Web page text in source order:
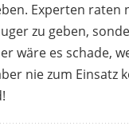
Experten
zu geben,
wäre es schade,
nie zum